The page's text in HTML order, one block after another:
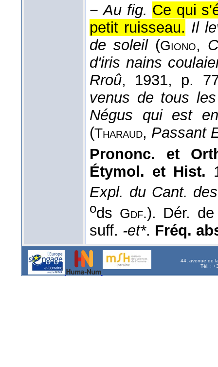
−Au fig. Ce qui
petit ruisseau. Il
de soleil(Giono,
d'iris nains
Rroû, 1931, p.
venus de tous
Négus qui est
(Tharaud, Passant
Prononc. et
Étymol. et Hist.
Expl. du Cant.
ods Gdf.). Dér.
suff. -et*. Fréq.
44, avenue de
Tél. :